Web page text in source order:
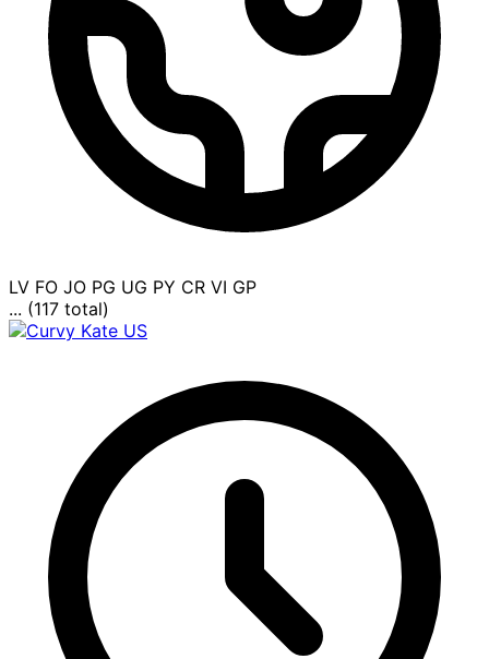
LV FO JO PG UG PY CR VI GP
... (117 total)